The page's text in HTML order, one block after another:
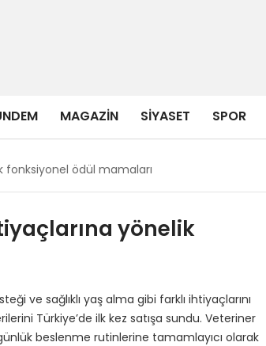
MAGAZIN SIYASET SPOR
fonksiyonel ödül mamaları
yönelik
ve sağlıklı yaş alma gibi farklı ihtiyaçlarını
Türkiye’de ilk kez satışa sundu. Veteriner
beslenme rutinlerine tamamlayıcı olarak